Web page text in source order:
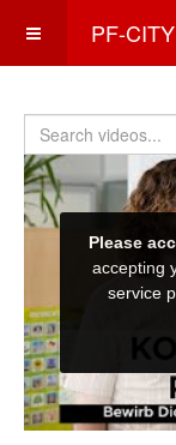
PF-CITY